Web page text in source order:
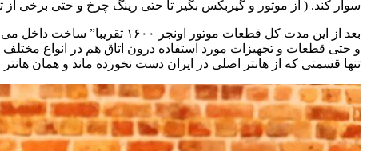
سوار کند. ( از موتور و گیربکس بگیر تا حتی رینگ چرخ و حتی برخی از تجهیزات بدنه) !!! و به مدت ۶
بعد از این مدت کل قطعات
و حتی قطعات و تجهیزات مورد استفاده درون اتاق هم در انواع
تنها قسمتی که از هانتر اصلی در ایران دست نخورده ماند و همان